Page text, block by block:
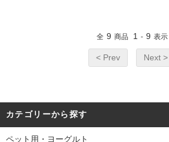
全 9 商品 1 - 9 表示
< Prev Next >
カテゴリーから探す
ペット用・ヨーグルト